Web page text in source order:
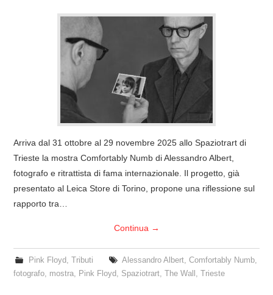
COVER & TRIBUTI
DISCOGRAFIA
LINKS
CONTATTI
POLICY/COOKIES
Arriva dal 31 ottobre al 29 novembre 2025 allo Spaziotrart di
Trieste la mostra Comfortably Numb di Alessandro Albert,
fotografo e ritrattista di fama internazionale. Il progetto, già
presentato al Leica Store di Torino, propone una riflessione sul
rapporto tra…
Continua →
Pink Floyd, Tributi Alessandro Albert, Comfortably Numb,
fotografo, mostra, Pink Floyd, Spaziotrart,The Wall ,Trieste